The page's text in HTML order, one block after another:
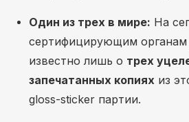
Один из трех в мире: На
сертифицирующим органам
известно лишь о трех
запечатанных копиях из
gloss-sticker партии.